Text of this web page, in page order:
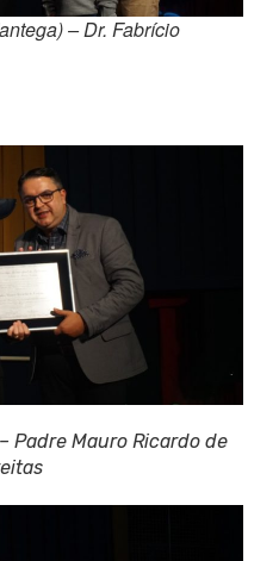
– Dr. Fabrício
Padre Mauro Ricardo de